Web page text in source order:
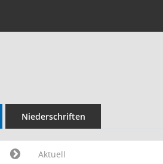
Niederschriften
Aktuell